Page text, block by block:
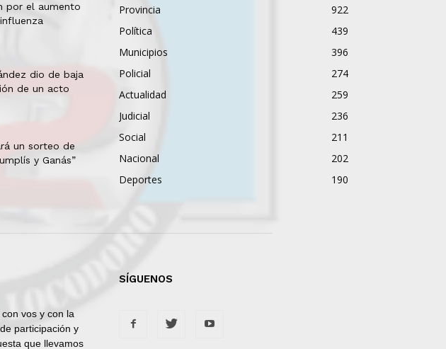
por el aumento
dio de baja
de un acto
un sorteo de
y Ganás”
Provincia
922
Política
439
Municipios
396
Policial
274
Actualidad
259
Judicial
236
Social
211
Nacional
202
Deportes
190
vos y con la
participación y
que llevamos
SÍGUENOS